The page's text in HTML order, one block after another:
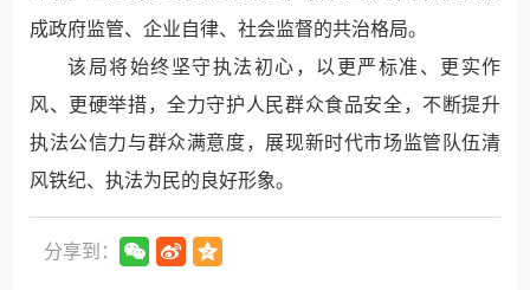
成政府监管、企业自律、社会监督的共治格局。
该局将始终坚守执法初心，以更严标准、更实作
风、更硬举措，全力守护人民群众食品安全，不断提升
执法公信力与群众满意度，展现新时代市场监管队伍清
风铁纪、执法为民的良好形象。
分享到：